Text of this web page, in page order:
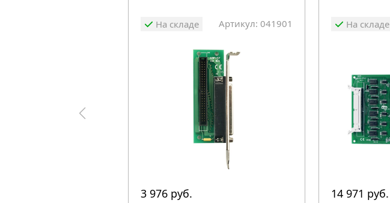
На складе Артикул: 041901
3 976 руб.
На складе
14 971 руб.